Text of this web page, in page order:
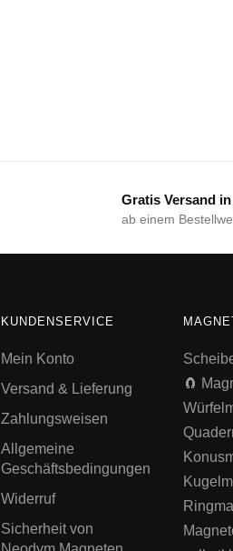
Gratis Versand
ab einem
KUNDENSERVICE
Mein Konto
Versand & Lieferung
Zahlungsweisen
Allgemeine
Geschäftsbedingungen
Widerruf
Sicherheit von
🧲